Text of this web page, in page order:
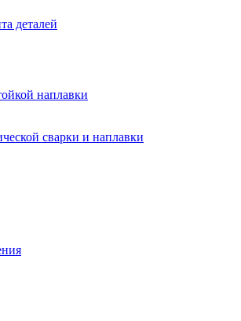
деталей
наплавки
сварки и наплавки